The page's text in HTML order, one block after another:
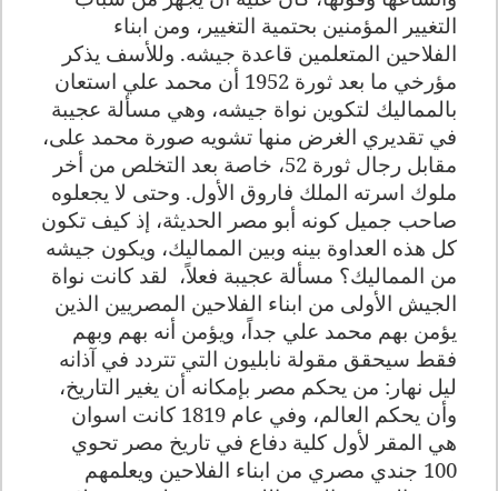
التغيير المؤمنين بحتمية التغيير، ومن ابناء
الفلاحين المتعلمين قاعدة جيشه. وللأسف يذكر
مؤرخي ما بعد ثورة 1952 أن محمد علي استعان
بالمماليك لتكوين نواة جيشه، وهي مسألة عجيبة
في تقديري الغرض منها تشويه صورة محمد على،
مقابل رجال ثورة 52، خاصة بعد التخلص من أخر
ملوك اسرته الملك فاروق الأول. وحتى لا يجعلوه
صاحب جميل كونه أبو مصر الحديثة، إذ كيف تكون
كل هذه العداوة بينه وبين المماليك، ويكون جيشه
من المماليك؟ مسألة عجيبة فعلاً، لقد كانت نواة
الجيش الأولى من ابناء الفلاحين المصريين الذين
يؤمن بهم محمد علي جداً، ويؤمن أنه بهم وبهم
فقط سيحقق مقولة نابليون التي تتردد في آذانه
ليل نهار: من يحكم مصر بإمكانه أن يغير التاريخ‏،
وأن يحكم العالم، وفي عام 1819 كانت اسوان
هي المقر لأول كلية دفاع في تاريخ مصر تحوي
100 جندي مصري من ابناء الفلاحين ويعلمهم